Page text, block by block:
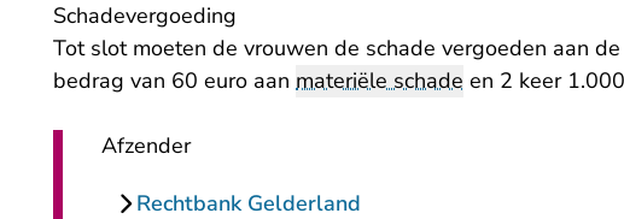
Schadevergoeding
Tot slot moeten de vrouwen de schade vergoeden aan
bedrag van 60 euro aan materiële schade en 2 keer
Afzender
Rechtbank Gelderland